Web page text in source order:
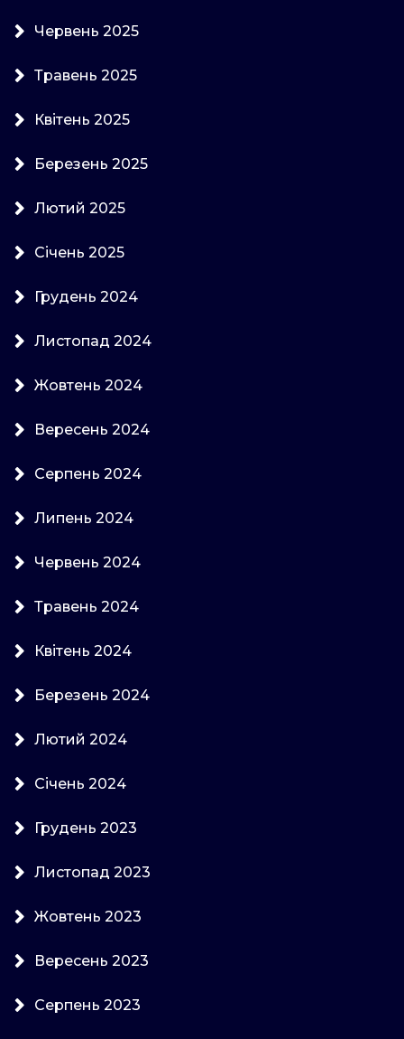
Червень 2025
Травень 2025
Квітень 2025
Березень 2025
Лютий 2025
Січень 2025
Грудень 2024
Листопад 2024
Жовтень 2024
Вересень 2024
Серпень 2024
Липень 2024
Червень 2024
Травень 2024
Квітень 2024
Березень 2024
Лютий 2024
Січень 2024
Грудень 2023
Листопад 2023
Жовтень 2023
Вересень 2023
Серпень 2023